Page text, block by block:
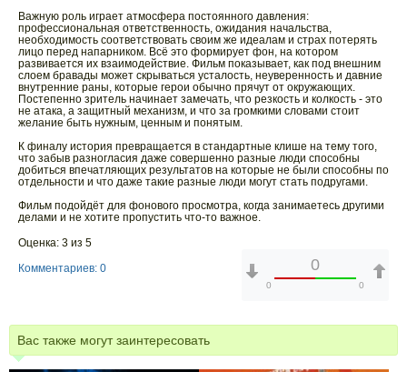
Важную роль играет атмосфера постоянного давления:
профессиональная ответственность, ожидания начальства,
необходимость соответствовать своим же идеалам и страх потерять
лицо перед напарником. Всё это формирует фон, на котором
развивается их взаимодействие. Фильм показывает, как под внешним
слоем бравады может скрываться усталость, неуверенность и давние
внутренние раны, которые герои обычно прячут от окружающих.
Постепенно зритель начинает замечать, что резкость и колкость - это
не атака, а защитный механизм, и что за громкими словами стоит
желание быть нужным, ценным и понятым.
К финалу история превращается в стандартные клише на тему того,
что забыв разногласия даже совершенно разные люди способны
добиться впечатляющих результатов на которые не были способны по
отдельности и что даже такие разные люди могут стать подругами.
Фильм подойдёт для фонового просмотра, когда занимаетесь другими
делами и не хотите пропустить что-то важное.
Оценка: 3 из 5
Комментариев: 0
0
0 0
Вас также могут заинтересовать